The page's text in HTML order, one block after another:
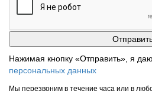
Нажимая кнопку «Отправить», я
персональных данных
Мы перезвоним в течение часа или в